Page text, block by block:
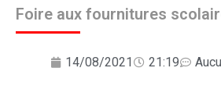
Foire aux fournitures
14/08/2021 21:19